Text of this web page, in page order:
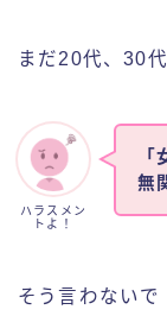
まだ20代、30
ハラスメン
トよ！
無
そう言わないで